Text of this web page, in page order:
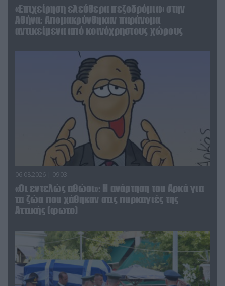
«Επιχείρηση ελεύθερα πεζοδρόμια» στην
Αθήνα: Απομακρύνθηκαν παράνομα
αντικείμενα από κοινόχρηστους χώρους
06.08.2026 | 09:03
«Οι εντελώς αθώοι»: Η ανάρτηση του Αρκά για
τα ζώα που χάθηκαν στις πυρκαγιές της
Αττικής (φωτο)